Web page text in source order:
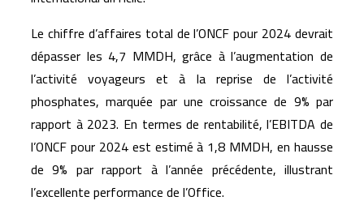
Le chiffre d’affaires total de l’ONCF pour 2024 devrait
dépasser les 4,7 MMDH, grâce à l’augmentation de
l’activité voyageurs et à la reprise de l’activité
phosphates, marquée par une croissance de 9% par
rapport à 2023. En termes de rentabilité, l’EBITDA de
l’ONCF pour 2024 est estimé à 1,8 MMDH, en hausse
de 9% par rapport à l’année précédente, illustrant
l’excellente performance de l’Office.